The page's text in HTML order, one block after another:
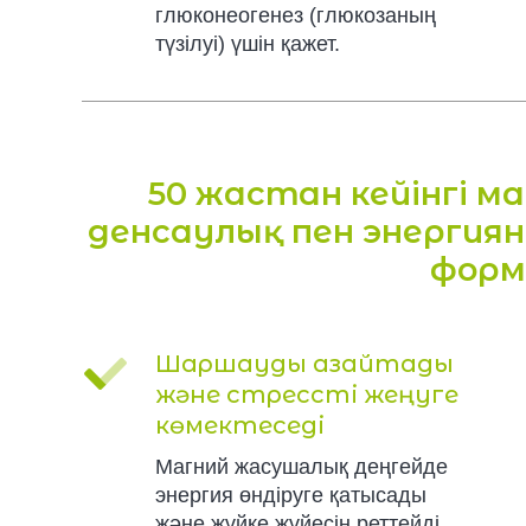
глюконеогенез (глюкозаның
түзілуі) үшін қажет.
50 жастан кейінгі
денсаулық пен
Шаршауды азайтады
және стрессті жеңуге
көмектеседі
Магний жасушалық деңгейде
энергия өндіруге қатысады